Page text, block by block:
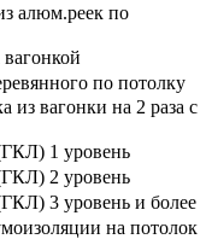
алюм.реек по
по потолку
из вагонки на 2 раза с
1 уровень
2 уровень
3 уровень и более
на потолок